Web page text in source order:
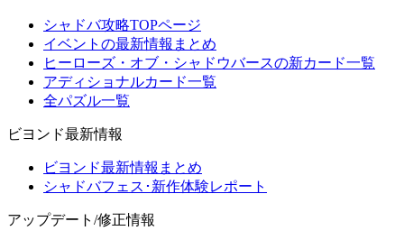
シャドバ攻略TOPページ
イベントの最新情報まとめ
ヒーローズ・オブ・シャドウバースの新カード一覧
アディショナルカード一覧
全パズル一覧
ビヨンド最新情報
ビヨンド最新情報まとめ
シャドバフェス･新作体験レポート
アップデート/修正情報